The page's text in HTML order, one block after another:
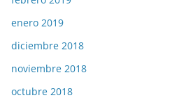
enero 2019
diciembre 2018
noviembre 2018
octubre 2018